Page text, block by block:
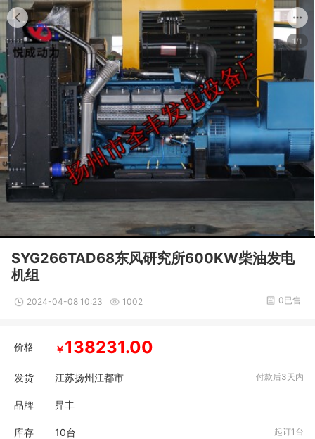
1/1
SYG266TAD68东风研究所600KW柴油发电
机组
2024-04-08 10:23 1002 0已售
价格 ￥138231.00
发货 江苏扬州江都市 付款后3天内
品牌 昇丰
库存 10台 起订1台